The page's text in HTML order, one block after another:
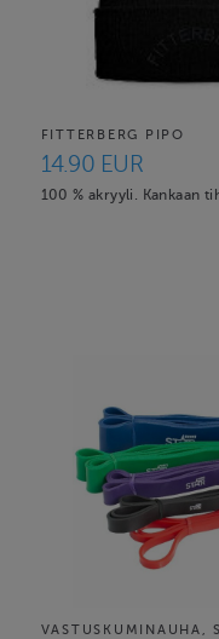
FITTERBERG PIPO
14.90 EUR
100 % akryyli. Kankaan
VASTUSKUMINAUHA,